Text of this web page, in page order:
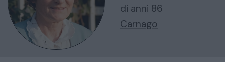
di anni 86
Carnago